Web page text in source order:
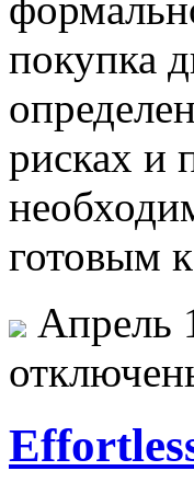
покупка
рисках и
готовым
Апрель